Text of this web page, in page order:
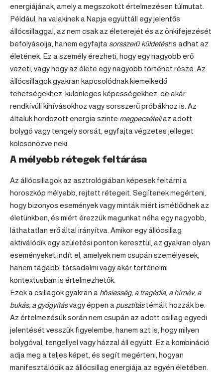
energiájának, amely a megszokott értelmezésen túlmutat.
Például, ha valakinek a Napja együttáll egy jelentős
állócsillaggal, az nem csak az életerejét és az önkifejezését
befolyásolja, hanem egyfajta sorsszerű küldetéstis adhat az
életének. Ez a személy érezheti, hogy egy nagyobb erő
vezeti, vagy hogy az élete egy nagyobb történet része. Az
állócsillagok gyakran kapcsolódnak kiemelkedő
tehetségekhez, különleges képességekhez, de akár
rendkívüli kihívásokhoz vagy sorsszerű próbákhoz is. Az
általuk hordozott energia szinte megpecsételiaz adott
bolygó vagy tengely sorsát, egyfajta végzetes jelleget
kölcsönözve neki.
A mélyebb rétegek feltárása
Az állócsillagok az asztrológiában képesek feltárni a
horoszkóp mélyebb, rejtett rétegeit. Segítenek megérteni,
hogy bizonyos események vagy minták miért ismétlődnek az
életünkben, és miért érezzük magunkat néha egy nagyobb,
láthatatlan erő által irányítva. Amikor egy állócsillag
aktiválódik egy születési ponton keresztül, az gyakran olyan
eseményeket indít el, amelyek nem csupán személyesek,
hanem tágabb, társadalmi vagy akár történelmi
kontextusban is értelmezhetők.
Ezek a csillagok gyakran a hősiesség, a tragédia, a hírnév, a
bukás, a gyógyításvagy éppen a pusztítástémáit hozzák be.
Az értelmezésük során nem csupán az adott csillag egyedi
jelentését vesszük figyelembe, hanem azt is, hogy milyen
bolygóval, tengellyel vagy házzal áll együtt. Ez a kombináció
adja meg a teljes képet, és segít megérteni, hogyan
manifesztálódik az állócsillag energiája az egyén életében.